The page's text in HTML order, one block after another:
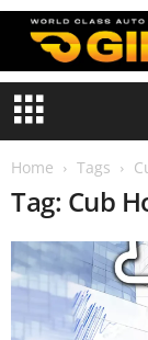
Home Tags
Tag: Cub